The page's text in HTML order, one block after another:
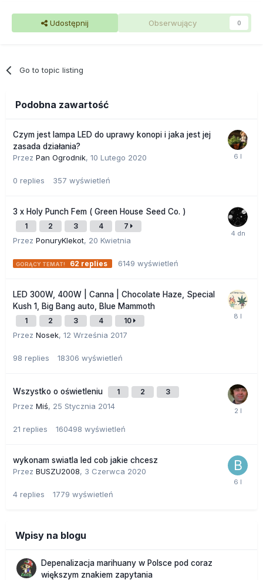
Udostępnij Obserwujący 0
Go to topic listing
Podobna zawartość
Czym jest lampa LED do uprawy konopi i jaka jest jej
zasada działania?
Przez Pan Ogrodnik, 10 Lutego 2020
0 replies 357 wyświetleń
3 x Holy Punch Fem ( Green House Seed Co. )
1 2 3 4 7
Przez PonuryKlekot, 20 Kwietnia
62 replies 6149 wyświetleń
LED 300W, 400W | Canna | Chocolate Haze, Special
Kush 1, Big Bang auto, Blue Mammoth
1 2 3 4 10
Przez Nosek, 12 Września 2017
98 replies 18306 wyświetleń
Wszystko o oświetleniu 1 2 3
Przez Miś, 25 Stycznia 2014
21 replies 160498 wyświetleń
wykonam swiatla led cob jakie chcesz
Przez BUSZU2008, 3 Czerwca 2020
4 replies 1779 wyświetleń
Wpisy na blogu
Depenalizacja marihuany w Polsce pod coraz
większym znakiem zapytania